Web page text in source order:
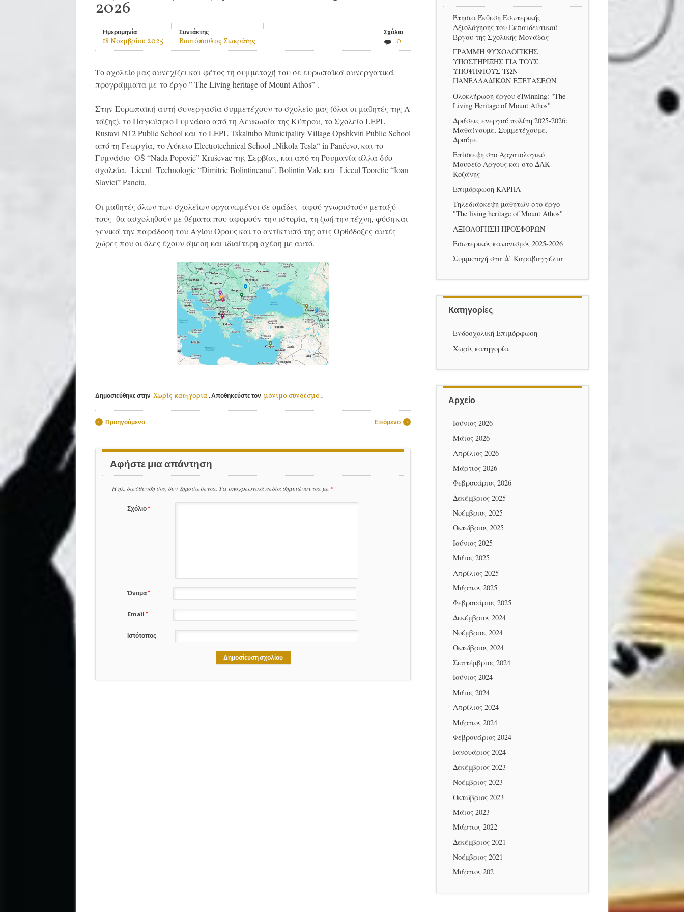
2026
Ημερομηνία
18 Νοεμβρίου 2025
Συντάκτης
Βασιόπουλος Σωκράτης
Σχόλια
0
Το σχολείο μας συνεχίζει και φέτος τη συμμετοχή του σε ευρωπαϊκά συνεργατικά
προγράμματα με το έργο ” The Living heritage of Mount Athos” .
Στην Ευρωπαϊκή αυτή συνεργασία συμμετέχουν το σχολείο μας (όλοι οι μαθητές της Α
τάξης), το Παγκύπριο Γυμνάσιο από τη Λευκωσία της Κύπρου, το Σχολείο LEPL
Rustavi N12 Public School και το LEPL Tskaltubo Municipality Village Opshkviti Public School
από τη Γεωργία, το Λύκειο Electrotechnical School „Nikola Tesla“ in Pančevo, και το
Γυμνάσιο OŠ “Nada Popović” Kruševac της Σερβίας, και από τη Ρουμανία άλλα δύο
σχολεία, Liceul Technologic “Dimitrie Bolintineanu”, Bolintin Vale και Liceul Teoretic “Ioan
Slavici” Panciu.
Οι μαθητές όλων των σχολείων οργανωμένοι σε ομάδες αφού γνωριστούν μεταξύ
τους θα ασχοληθούν με θέματα που αφορούν την ιστορία, τη ζωή την τέχνη, φύση και
γενικά την παράδοση του Αγίου Όρους και το αντίκτυπό της στις Ορθόδοξες αυτές
χώρες που οι όλες έχουν άμεση και ιδιαίτερη σχέση με αυτό.
Δημοσιεύθηκε στην Χωρίς κατηγορία . Αποθηκεύστε τον μόνιμο σύνδεσμο .
Πλοήγηση άρθρων
Προηγούμενο Επόμενο
Αφήστε μια απάντηση
Η ηλ. διεύθυνση σας δεν δημοσιεύεται. Τα υποχρεωτικά πεδία σημειώνονται με *
Σχόλιο*
Όνομα*
Email *
Ιστότοπος
Έτησια Έκθεση Εσωτερικής
Αξιολόγησης του Εκπαιδευτικού
Έργου της Σχολικής Μονάδας
ΓΡΑΜΜΗ ΨΥΧΟΛΟΓΙΚΗΣ
ΥΠΟΣΤΗΡΙΞΗΣ ΓΙΑ ΤΟΥΣ
ΥΠΟΨΗΦΙΟΥΣ ΤΩΝ
ΠΑΝΕΛΛΑΔΙΚΩΝ ΕΞΕΤΑΣΕΩΝ
Ολοκλήρωση έργου eTwinning: "The
Living Heritage of Mount Athos"
Δράσεις ενεργού πολίτη 2025-2026:
Μαθαίνουμε, Συμμετέχουμε,
Δρούμε
Επίσκεψη στο Αρχαιολογικό
Μουσείο Αργους και στο ΔΑΚ
Κοζάνης
Επιμόρφωση ΚΑΡΠΑ
Τηλεδιάσκεψη μαθητών στο έργο
"The living heritage of Mount Athos"
ΑΞΙΟΛΟΓΗΣΗ ΠΡΟΣΦΟΡΩΝ
Εσωτερικός κανονισμός 2025-2026
Συμμετοχή στα Δ΄ Καραβαγγέλια
Kατηγορίες
Ενδοσχολική Επιμόρφωση
Χωρίς κατηγορία
Αρχείο
Ιούνιος 2026
Μάιος 2026
Απρίλιος 2026
Μάρτιος 2026
Φεβρουάριος 2026
Δεκέμβριος 2025
Νοέμβριος 2025
Οκτώβριος 2025
Ιούνιος 2025
Μάιος 2025
Απρίλιος 2025
Μάρτιος 2025
Φεβρουάριος 2025
Δεκέμβριος 2024
Νοέμβριος 2024
Οκτώβριος 2024
Σεπτέμβριος 2024
Ιούνιος 2024
Μάιος 2024
Απρίλιος 2024
Μάρτιος 2024
Φεβρουάριος 2024
Ιανουάριος 2024
Δεκέμβριος 2023
Νοέμβριος 2023
Οκτώβριος 2023
Μάιος 2023
Μάρτιος 2022
Δεκέμβριος 2021
Νοέμβριος 2021
Μάρτιος 202